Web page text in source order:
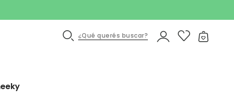
¿Qué querés buscar?